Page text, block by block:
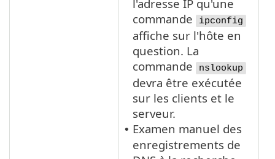
l'adresse IP qu'une
commande
ipconfig
affiche sur l'hôte en
question. La
commande
nslookup
devra être exécutée
sur les clients et le
serveur.
• Examen manuel des
enregistrements de